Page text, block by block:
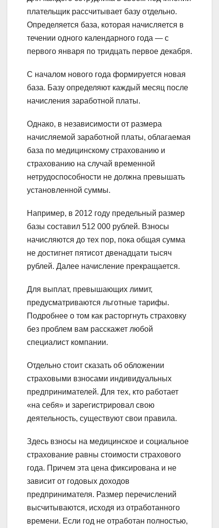
плательщик рассчитывает базу отдельно.
Определяется база, которая начисляется в
течении одного календарного года — с
первого января по тридцать первое декабря.
С началом нового года формируется новая
база. Базу определяют каждый месяц после
начисления заработной платы.
Однако, в независимости от размера
начисляемой заработной платы, облагаемая
база по медицинскому страхованию и
страхованию на случай временной
нетрудоспособности не должна превышать
установленной суммы.
Например, в 2012 году предельный размер
базы составил 512 000 рублей. Взносы
начисляются до тех пор, пока общая сумма
не достигнет пятисот двенадцати тысяч
рублей. Далее начисление прекращается.
Для выплат, превышающих лимит,
предусматриваются льготные тарифы.
Подробнее о том как расторгнуть страховку
без проблем вам расскажет любой
специалист компании.
Отдельно стоит сказать об обложении
страховыми взносами индивидуальных
предпринимателей. Для тех, кто работает
«на себя» и зарегистрировал свою
деятельность, существуют свои правила.
Здесь взносы на медицинское и социальное
страхование равны стоимости страхового
года. Причем эта цена фиксирована и не
зависит от годовых доходов
предпринимателя. Размер перечислений
высчитываются, исходя из отработанного
времени. Если год не отработан полностью,